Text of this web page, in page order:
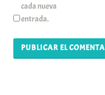
cada nueva
entrada.